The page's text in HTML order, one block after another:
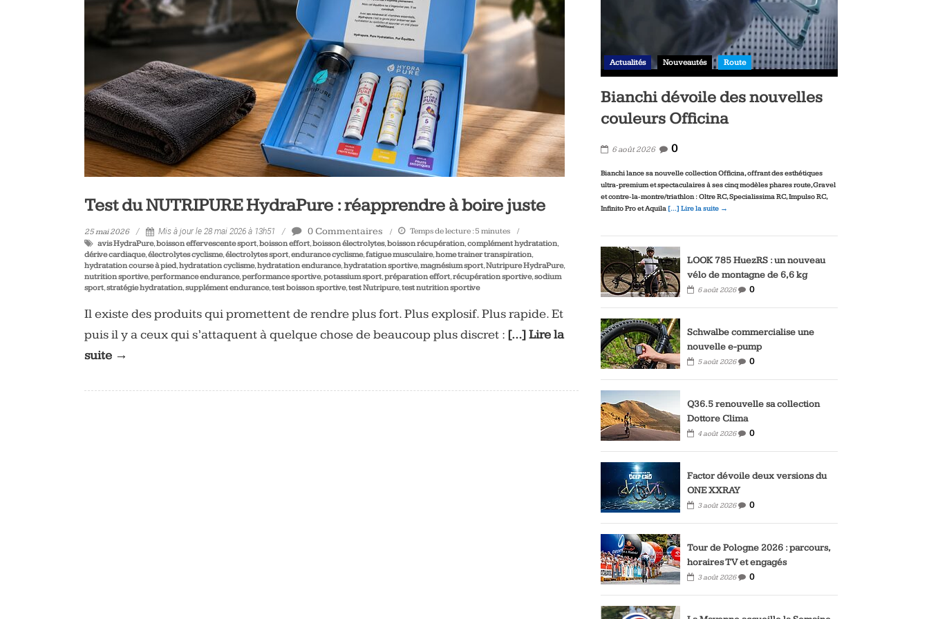
vélo
triathlon
Test du NUTRIPURE HydraPure : réapprendre à boire juste
25 mai 2026 Mis à jour le 28 mai 2026 à 13h51 0 Commentaires Temps de lecture : 5 minutes
avis HydraPure,boisson effervescente sport,boisson effort,boisson électrolytes,boisson récupération,complément hydratation,
dérive cardiaque,électrolytes cyclisme,électrolytes sport,endurance cyclisme,fatigue musculaire,home trainer transpiration,
hydratation course à pied,hydratation cyclisme,hydratation endurance,hydratation sportive,magnésium sport,Nutripure HydraPure,
nutrition sportive,performance endurance,performance sportive,potassium sport,préparation effort,récupération sportive,sodium
sport,stratégie hydratation,supplément endurance,test boisson sportive,test Nutripure,test nutrition sportive
Il existe des produits qui promettent de rendre plus fort. Plus explosif. Plus rapide. Et
puis il y a ceux qui s’attaquent à quelque chose de beaucoup plus discret : […] Lire la
suite →
Actualités Nouveautés Route
Bianchi dévoile des nouvelles
couleurs Officina
6 août 2026 0
Bianchi lance sa nouvelle collection Officina, offrant des esthétiques
ultra‑premium et spectaculaires à ses cinq modèles phares route, Gravel
et contre‑la‑montre/triathlon : Oltre RC, Specialissima RC, Impulso RC,
Infinito Pro et Aquila […] Lire la suite →
LOOK 785 HuezRS : un nouveau
vélo de montagne de 6,6 kg
6 août 2026 0
Schwalbe commercialise une
nouvelle e-pump
5 août 2026 0
Q36.5 renouvelle sa collection
Dottore Clima
4 août 2026 0
Factor dévoile deux versions du
ONE XXRAY
3 août 2026 0
Tour de Pologne 2026 : parcours,
horaires TV et engagés
3 août 2026 0